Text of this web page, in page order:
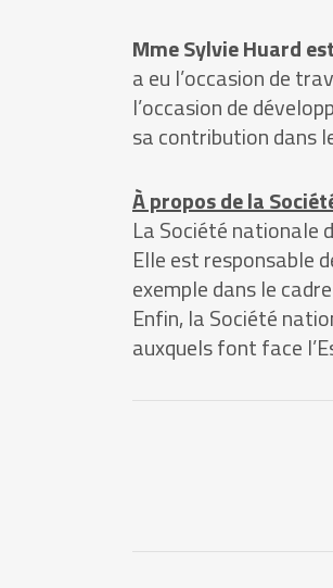
Mme Sylvie Huard
a eu l’occasion de
l’occasion de
sa contribution dans
À propos de la
La Société nationale
Elle est responsable
exemple dans le
Enfin, la Société
auxquels font face